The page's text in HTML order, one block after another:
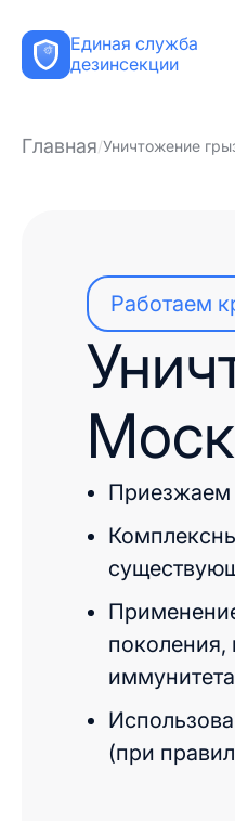
Единая служба
дезинсекции
Главная Уничтожение
Работаем
Приезжаем
поколения,
иммунитета
(при